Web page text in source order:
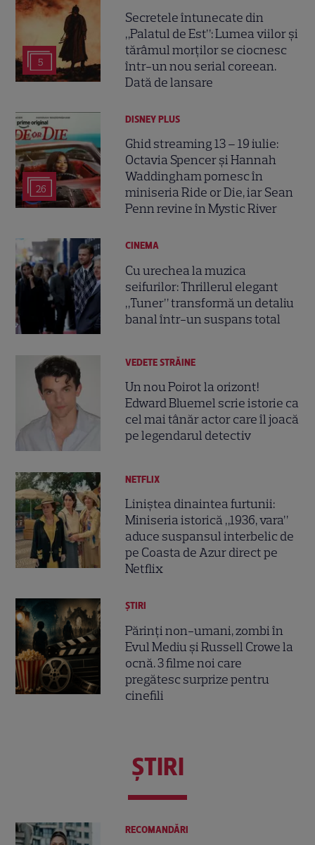
5
Secretele întunecate din
„Palatul de Est”: Lumea viilor și
tărâmul morților se ciocnesc
într-un nou serial coreean.
Dată de lansare
26
DISNEY PLUS
Ghid streaming 13 – 19 iulie:
Octavia Spencer și Hannah
Waddingham pornesc în
miniseria Ride or Die, iar Sean
Penn revine în Mystic River
CINEMA
Cu urechea la muzica
seifurilor: Thrillerul elegant
„Tuner” transformă un detaliu
banal într-un suspans total
VEDETE STRĂINE
Un nou Poirot la orizont!
Edward Bluemel scrie istorie ca
cel mai tânăr actor care îl joacă
pe legendarul detectiv
NETFLIX
Liniștea dinaintea furtunii:
Miniseria istorică „1936, vara”
aduce suspansul interbelic de
pe Coasta de Azur direct pe
Netflix
ȘTIRI
Părinți non-umani, zombi în
Evul Mediu și Russell Crowe la
ocnă. 3 filme noi care
pregătesc surprize pentru
cinefili
ŞTIRI
RECOMANDĂRI